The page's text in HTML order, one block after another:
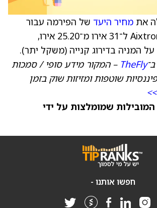
את מחיר היעד של הפירמה עבור
) ל־31 אירו מ־25.20 אירו,
המניה בדירוג קנייה (משקל יתר).
TheFly – המקור מידע סופי / סמכות
שוטפות ומזיזות שוק בזמן
שמומלצות על ידי
חפשו אותנו -